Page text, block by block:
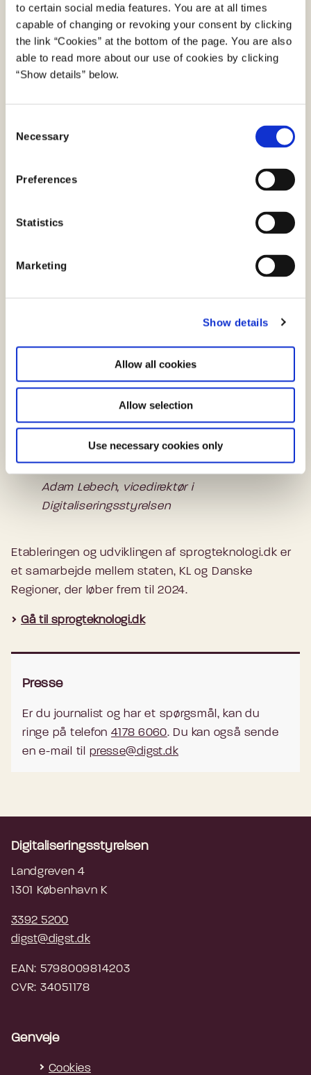
to certain social media features. You are at all times
capable of changing or revoking your consent by clicking
the link “Cookies” at the bottom of the page. You are also
able to read more about our use of cookies by clicking
“Show details” below.
Necessary
Preferences
Statistics
Marketing
Show details
Allow all cookies
Allow selection
Use necessary cookies only
tekstkorpora, ordbøger, termbaser,
sprogteknologiske supportværktøjer og
infrastrukturkomponenter.
”Sprogteknologi.dk giver et solidt grundlag til
potentielt forbedre kvaliteten i vores
ældreområdet,” siger Christian Harsløf, direktør i KL.
sprogteknologi.dk, der kan bidrage til innovation og
sprogteknologi.dk får udviklere og entreprenører et
medarbejdere i en travl dagligdag på tværs af den
offentlige sektor,” siger Tommy Kjeldsgaard,
vicedirektør i Danske Regioner.
Det er vigtigt at understrege, at dette er første
spadestik i opbygningen af sprogteknologi.dk, der
løbende vil blive udbygget med nye
Adam Lebech, vicedirektør i
Digitaliseringsstyrelsen
Etableringen og udviklingen af sprogteknologi.dk er
et samarbejde mellem staten, KL og Danske
Regioner, der løber frem til 2024.
Gå til sprogteknologi.dk
Presse
Er du journalist og har et spørgsmål, kan du
ringe på telefon4178 6060. Du kan også sende
en e-mail til presse@digst.dk
Digitaliseringsstyrelsen
Landgreven 4
1301 København K
3392 5200
digst@digst.dk
EAN: 5798009814203
CVR: 34051178
Genveje
Cookies